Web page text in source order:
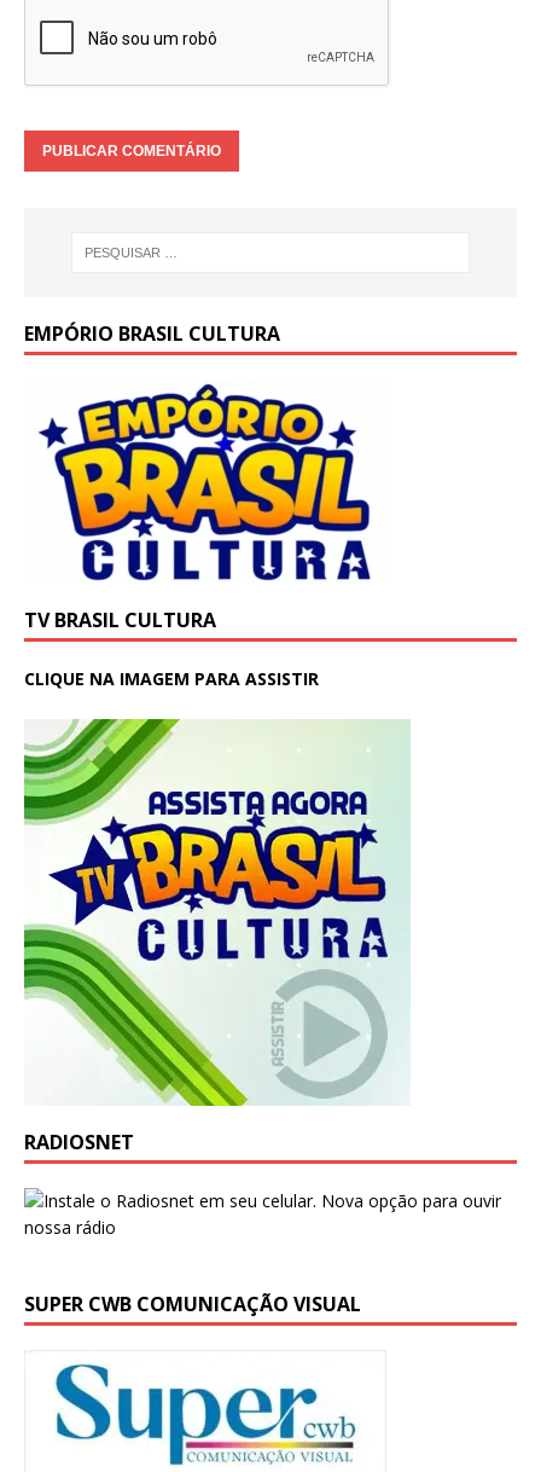
EMPÓRIO BRASIL CULTURA
TV BRASIL CULTURA
CLIQUE NA IMAGEM PARA ASSISTIR
RADIOSNET
SUPER CWB COMUNICAÇÃO VISUAL